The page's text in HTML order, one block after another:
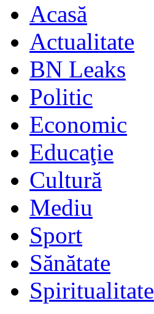
Acasă
Actualitate
BN Leaks
Politic
Economic
Educaţie
Cultură
Mediu
Sport
Sănătate
Spiritualitate